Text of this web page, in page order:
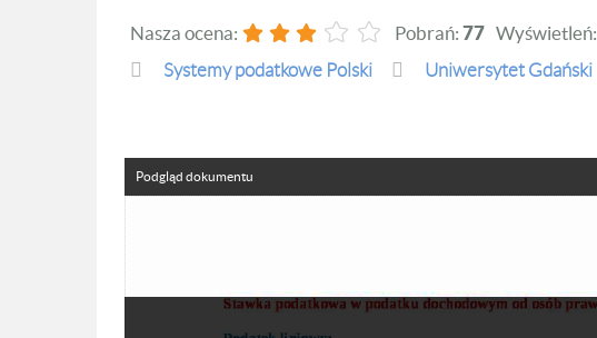
Nasza ocena: Pobrań: 77 Wyświetleń:
Systemy podatkowe Polski Uniwersytet Gdański
Podgląd dokumentu